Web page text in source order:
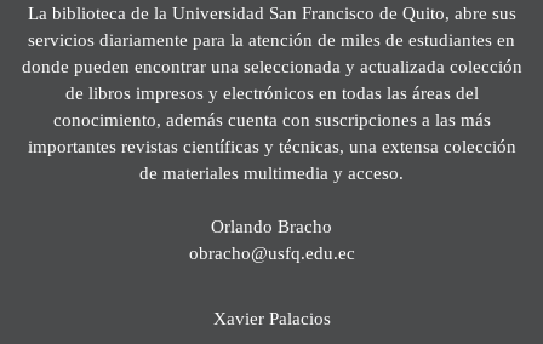
La biblioteca de la Universidad San Francisco de Quito, abre sus
servicios diariamente para la atención de miles de estudiantes en
donde pueden encontrar una seleccionada y actualizada colección
de libros impresos y electrónicos en todas las áreas del
conocimiento, además cuenta con suscripciones a las más
importantes revistas científicas y técnicas, una extensa colección
de materiales multimedia y acceso.
Orlando Bracho
obracho@usfq.edu.ec
Xavier Palacios